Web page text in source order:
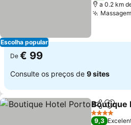
Escolha popular
a 0.2 km
De € 99
Consulte os preços de 9 sites
Partilhar
Boutique
4 Estrelas
9,3